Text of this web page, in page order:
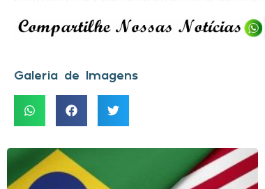
Galeria de Imagens